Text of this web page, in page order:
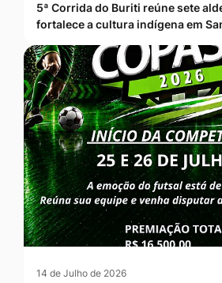
5ª Corrida do Buriti reúne sete
fortalece a cultura indígena em
14 de Julho de 2026